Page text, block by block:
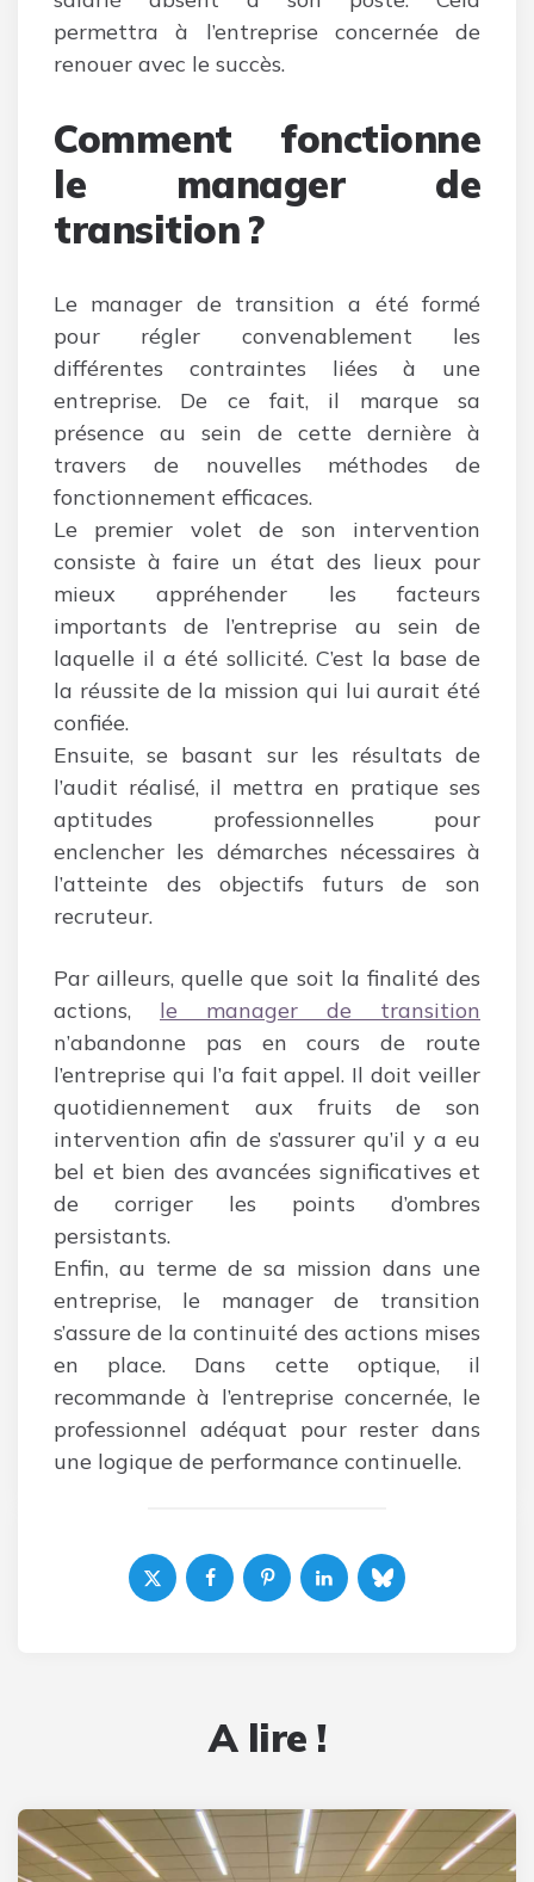
permettra à l’entreprise concernée de
renouer avec le succès.
Comment fonctionne
le manager de
transition ?
Le manager de transition a été formé
pour régler convenablement les
différentes contraintes liées à une
entreprise. De ce fait, il marque sa
présence au sein de cette dernière à
travers de nouvelles méthodes de
fonctionnement efficaces.
Le premier volet de son intervention
consiste à faire un état des lieux pour
mieux appréhender les facteurs
importants de l’entreprise au sein de
laquelle il a été sollicité. C’est la base de
la réussite de la mission qui lui aurait été
confiée.
Ensuite, se basant sur les résultats de
l’audit réalisé, il mettra en pratique ses
aptitudes professionnelles pour
enclencher les démarches nécessaires à
l’atteinte des objectifs futurs de son
recruteur.
Par ailleurs, quelle que soit la finalité des
actions, le manager de transition
n’abandonne pas en cours de route
l’entreprise qui l’a fait appel. Il doit veiller
quotidiennement aux fruits de son
intervention afin de s’assurer qu’il y a eu
bel et bien des avancées significatives et
de corriger les points d’ombres
persistants.
Enfin, au terme de sa mission dans une
entreprise, le manager de transition
s’assure de la continuité des actions mises
en place. Dans cette optique, il
recommande à l’entreprise concernée, le
professionnel adéquat pour rester dans
une logique de performance continuelle.
A lire !